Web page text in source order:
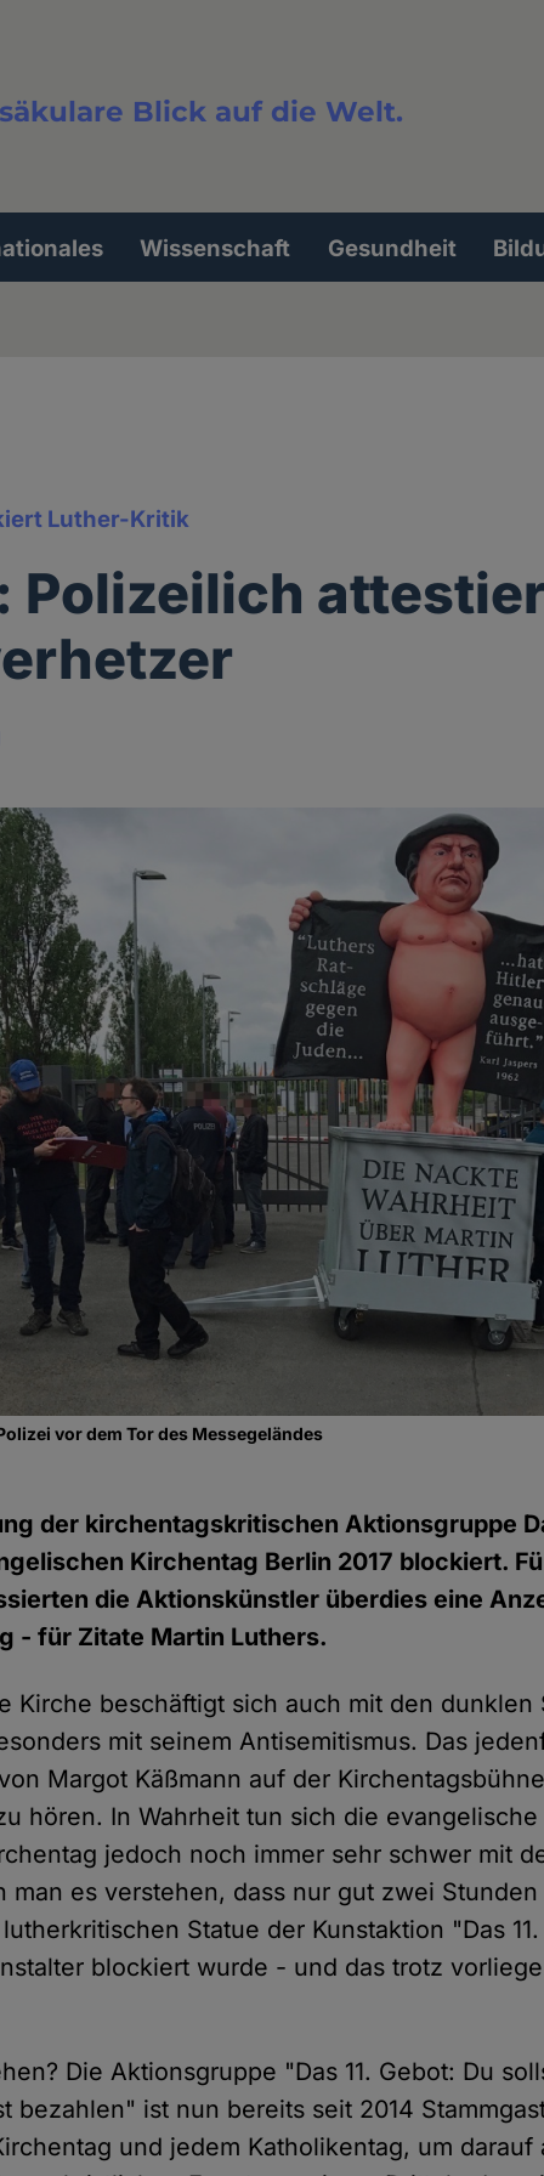
Blick auf die Welt.
Wissenschaft Gesundheit
Luther-Kritik
Polizeilich
vor dem Tor des Messegeländes
der kirchentagskritischen Aktionsgruppe
Kirchentag Berlin 2017 blockiert.
die Aktionskünstler überdies eine
- für Zitate Martin Luthers.
Kirche beschäftigt sich auch mit den dunklen
mit seinem Antisemitismus. Das
Margot Käßmann auf der
hören. In Wahrheit tun sich die
jedoch noch immer sehr schwer mit
man es verstehen, dass nur gut zwei
Statue der Kunstaktion "Das
blockiert wurde - und das trotz
Die Aktionsgruppe "Das 11. Gebot: Du
bezahlen" ist nun bereits seit 2014
und jedem Katholikentag, um darauf